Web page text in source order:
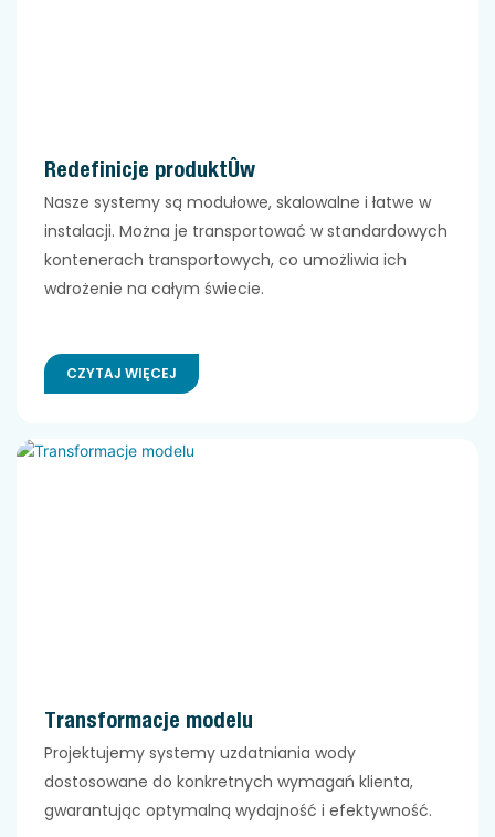
Redefinicje produktów
Nasze systemy są modułowe, skalowalne i łatwe w
instalacji. Można je transportować w standardowych
kontenerach transportowych, co umożliwia ich
wdrożenie na całym świecie.
CZYTAJ WIĘCEJ
Transformacje modelu
Projektujemy systemy uzdatniania wody
dostosowane do konkretnych wymagań klienta,
gwarantując optymalną wydajność i efektywność.